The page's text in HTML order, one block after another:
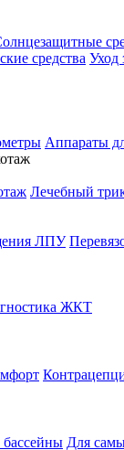
средства Уход
Аппараты
Лечебный
ЛПУ
ЖКТ
Для